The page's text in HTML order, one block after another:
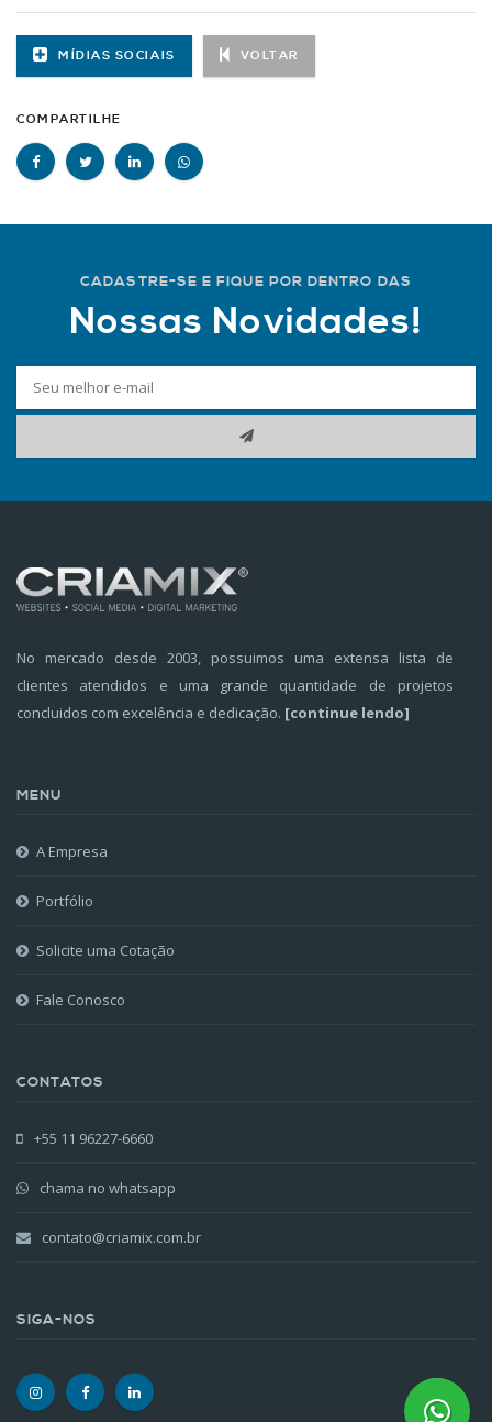
MÍDIAS SOCIAIS VOLTAR
COMPARTILHE
CADASTRE-SE E FIQUE POR DENTRO DAS
Nossas Novidades!
No mercado desde 2003, possuimos uma extensa lista de
clientes atendidos e uma grande quantidade de projetos
concluidos com excelência e dedicação. [continue lendo]
MENU
A Empresa
Portfólio
Solicite uma Cotação
Fale Conosco
CONTATOS
+55 11 96227-6660
chama no whatsapp
contato@criamix.com.br
SIGA-NOS